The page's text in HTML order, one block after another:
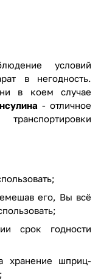
условий
в негодность.
в коем случае
- отличное
его, Вы всё
срок годности
хранение шприц-